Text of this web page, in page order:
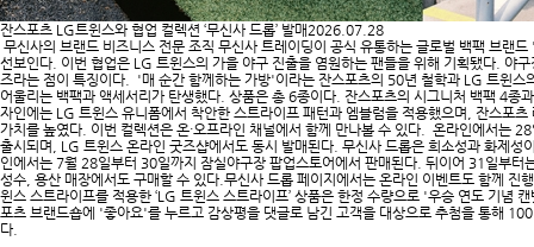
잔스포츠 LG트윈스와 협업 컬렉션 ‘무신사 드롭’ 발매2026.07.28
무신사의 브랜드 비즈니스 전문 조직 무신사 트레이딩이 공식 유통하는 글로벌 백팩 브랜
선보인다. 이번 협업은 LG 트윈스의 가을 야구 진출을 염원하는 팬들을 위해 기획됐다. 야
즈라는 점이 특징이다. '매 순간 함께하는 가방'이라는 잔스포츠의 50년 철학과 LG 트윈스
어울리는 백팩과 액세서리가 탄생했다. 상품은 총 6종이다. 잔스포츠의 시그니처 백팩 4
자인에는 LG 트윈스 유니폼에서 착안한 스트라이프 패턴과 엠블럼을 적용했으며, 잔스포츠
가치를 높였다. 이번 컬렉션은 온·오프라인 채널에서 함께 만나볼 수 있다. 온라인에서는
출시되며, LG 트윈스 온라인 굿즈샵에서도 동시 발매된다. 무신사 드롭은 희소성과 화제성
인에서는 7월 28일부터 30일까지 잠실야구장 팝업스토어에서 판매된다. 뒤이어 31일부터
성수, 용산 매장에서도 구매할 수 있다.무신사 드롭 페이지에서는 온라인 이벤트도 함께
윈스 스트라이프를 적용한 ‘LG 트윈스 스트라이프’ 상품은 한정 수량으로 '우승 연도 기념
포츠 브랜드숍에 '좋아요'를 누르고 감상평을 댓글로 남긴 고객을 대상으로 추첨을 통해
다.​